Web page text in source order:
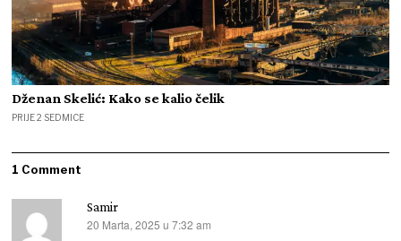
Dženan Skelić: Kako se kalio čelik
PRIJE 2 SEDMICE
1 Comment
Samir
kaže:
20 Marta, 2025 u 7:32 am